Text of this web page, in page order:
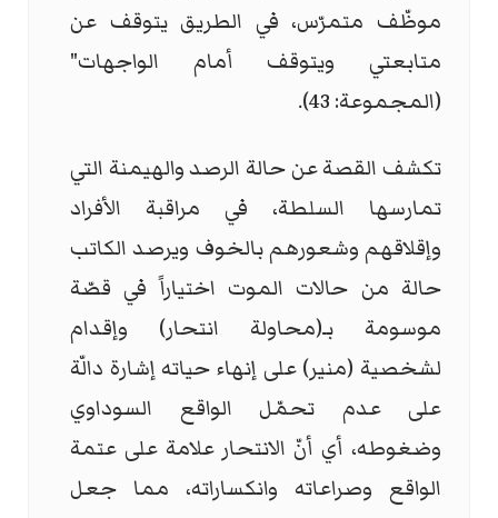
موظّف متمرّس، في الطريق يتوقف عن
متابعتي ويتوقف أمام الواجهات"
(المجموعة: 43).
تكشف القصة عن حالة الرصد والهيمنة التي
تمارسها السلطة، في مراقبة الأفراد
وإقلاقهم وشعورهم بالخوف ويرصد الكاتب
حالة من حالات الموت اختياراً في قصّة
موسومة بـ(محاولة انتحار) وإقدام
لشخصية (منير) على إنهاء حياته إشارة دالّة
على عدم تحمّل الواقع السوداوي
وضغوطه، أي أنّ الانتحار علامة على عتمة
الواقع وصراعاته وانكساراته، مما جعل